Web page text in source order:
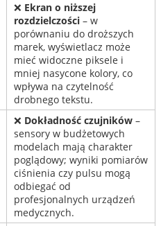
❌ Ekran o niższej
rozdzielczości– w
porównaniu do droższych
marek, wyświetlacz może
mieć widoczne piksele i
mniej nasycone kolory, co
wpływa na czytelność
drobnego tekstu.
❌ Dokładność czujników–
sensory w budżetowych
modelach mają charakter
poglądowy; wyniki pomiarów
ciśnienia czy pulsu mogą
odbiegać od
profesjonalnych urządzeń
medycznych.